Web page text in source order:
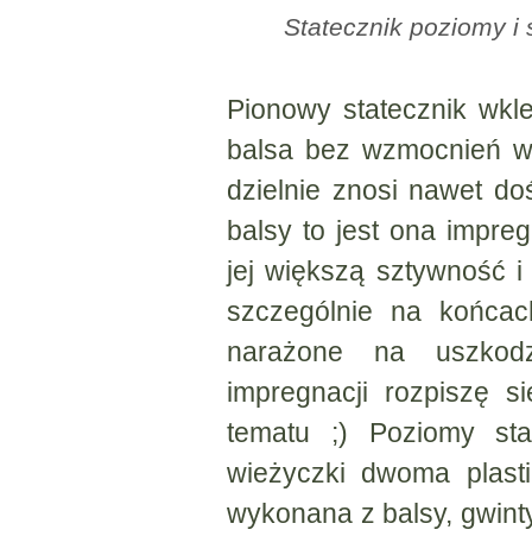
Statecznik poziomy i
Pionowy statecznik
balsa bez wzmocnień
dzielnie znosi nawet
balsy to jest ona
jej większą sztywność i
szczególnie na
narażone na
impregnacji rozpiszę
tematu ;) Poziomy
wieżyczki dwoma
wykonana z balsy,